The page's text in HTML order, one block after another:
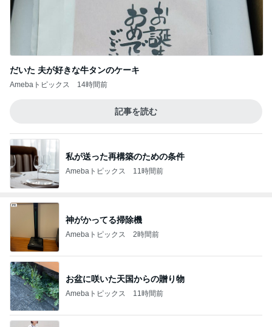
だいた 夫が好きな牛タンのケーキ
Amebaトピックス 14時間前
記事を読む
私が送った再構築のための条件
Amebaトピックス 11時間前
神がかってる掃除機
Amebaトピックス 2時間前
お盆に咲いた天国からの贈り物
Amebaトピックス 11時間前